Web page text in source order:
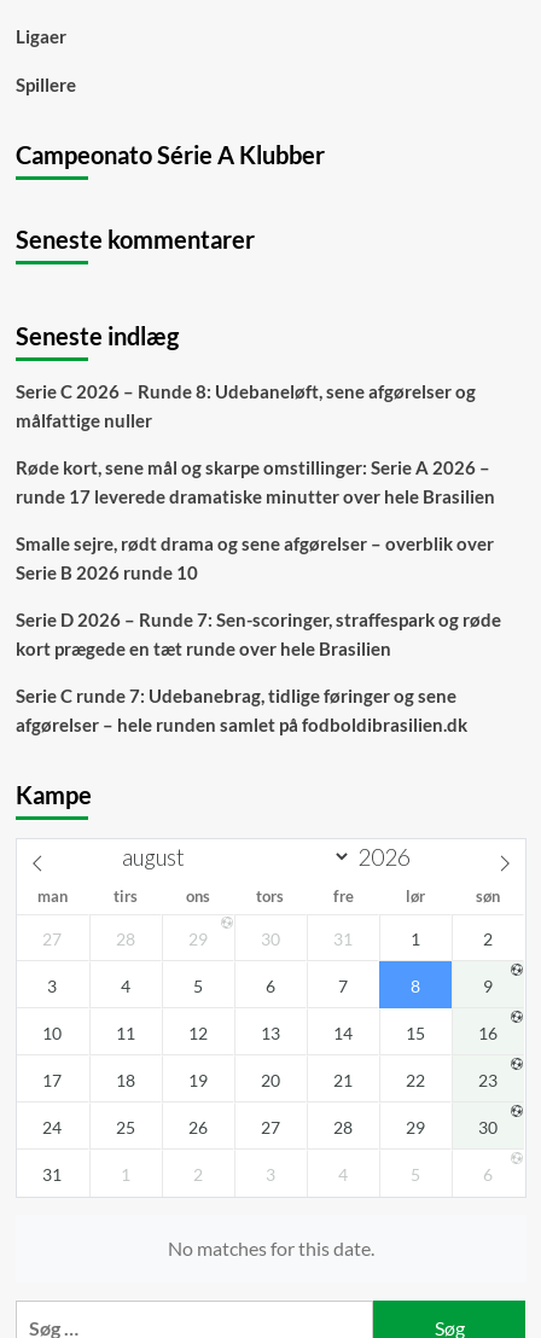
Ligaer
Spillere
Campeonato Série A Klubber
Seneste kommentarer
Seneste indlæg
Serie C 2026 – Runde 8: Udebaneløft, sene afgørelser og
målfattige nuller
Røde kort, sene mål og skarpe omstillinger: Serie A 2026 –
runde 17 leverede dramatiske minutter over hele Brasilien
Smalle sejre, rødt drama og sene afgørelser – overblik over
Serie B 2026 runde 10
Serie D 2026 – Runde 7: Sen-scoringer, straffespark og røde
kort prægede en tæt runde over hele Brasilien
Serie C runde 7: Udebanebrag, tidlige føringer og sene
afgørelser – hele runden samlet på fodboldibrasilien.dk
Kampe
man tirs ons tors fre lør søn
27 28 29 30 31 1 2
3 4 5 6 7 8 9
10 11 12 13 14 15 16
17 18 19 20 21 22 23
24 25 26 27 28 29 30
31 1 2 3 4 5 6
No matches for this date.